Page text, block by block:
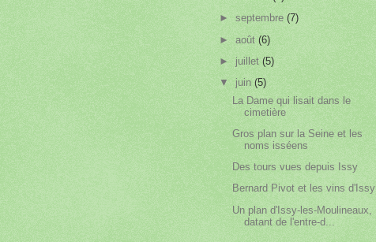
►septembre(7)
►août(6)
► juillet(5)
▼ juin(5)
La Dame qui lisait dans le
cimetière
Gros plan sur la Seine et les
noms isséens
Des tours vues depuis Issy
Bernard Pivot et les vins d'Issy
Un plan d'Issy-les-Moulineaux,
datant de l'entre-d...